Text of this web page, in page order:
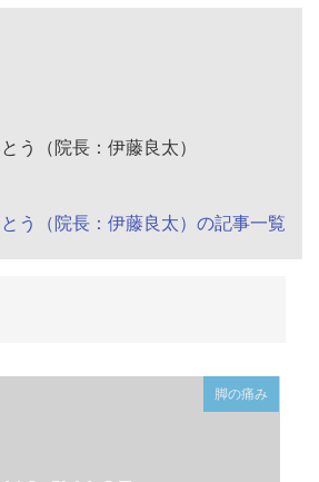
う（院長：伊藤良太）
う（院長：伊藤良太）の記事一覧
脚の痛み